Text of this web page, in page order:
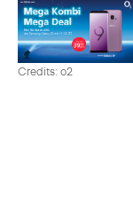
Credits: o2